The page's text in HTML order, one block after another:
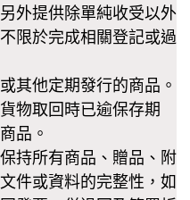
外提供除單純收受以外
限於完成相關登記或過
其他定期發行的商品。
物取回時已逾保存期
品。
持所有商品、贈品、附
件或資料的完整性，如